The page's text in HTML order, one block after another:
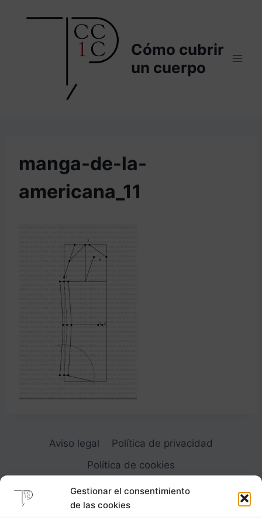
Gestionar el consentimiento
de las cookies
Cómo cubrir
un cuerpo
manga-de-la-
americana_11
Aviso legal
Política de privacidad
Política de cookies